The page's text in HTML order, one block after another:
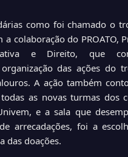
como foi chamado o
a colaboração do PROATO,
e Direito, que
das ações do
A ação também
as novas turmas dos
e a sala que
arrecadações, foi a
das doações.